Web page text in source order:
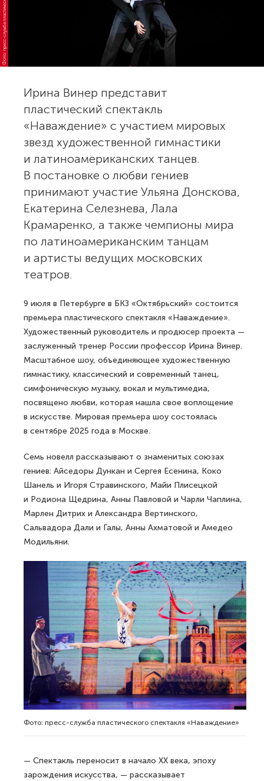
о
Ирина Винер представит
пластический спектакль
«Наваждение» с участием мировых
звезд художественной гимнастики
и латиноамериканских танцев.
В постановке о любви гениев
принимают участие Ульяна Донскова,
Екатерина Селезнева, Лала
Крамаренко, а также чемпионы мира
по латиноамериканским танцам
и артисты ведущих московских
театров.
9 июля в Петербурге в БКЗ «Октябрьский» состоится
премьера пластического спектакля «Наваждение».
Художественный руководитель и продюсер проекта —
заслуженный тренер России профессор Ирина Винер.
Масштабное шоу, объединяющее художественную
гимнастику, классический и современный танец,
симфоническую музыку, вокал и мультимедиа,
посвящено любви, которая нашла свое воплощение
в искусстве. Мировая премьера шоу состоялась
в сентябре 2025 года в Москве.
Семь новелл рассказывают о знаменитых союзах
гениев: Айседоры Дункан и Сергея Есенина, Коко
Шанель и Игоря Стравинского, Майи Плисецкой
и Родиона Щедрина, Анны Павловой и Чарли Чаплина,
Марлен Дитрих и Александра Вертинского,
Сальвадора Дали и Галы, Анны Ахматовой и Амедео
Модильяни.
Фото: пресс-служба пластического спектакля «Наваждение»
— Спектакль переносит в начало XX века, эпоху
зарождения искусства, — рассказывает